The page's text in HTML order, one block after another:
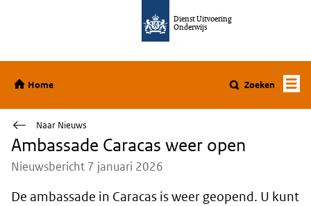
Dienst Uitvoering
Onderwijs
Home
Home Zoeken
Naar Nieuws
Ambassade Caracas weer open
Nieuwsbericht 7 januari 2026
De ambassade in Caracas is weer geopend. U kunt